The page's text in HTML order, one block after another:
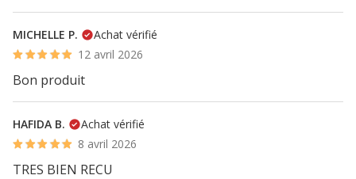
MICHELLE P.
Achat vérifié
12 avril 2026
Bon produit
HAFIDA B.
Achat vérifié
8 avril 2026
TRES BIEN RECU